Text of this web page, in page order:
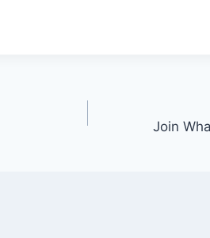
Join